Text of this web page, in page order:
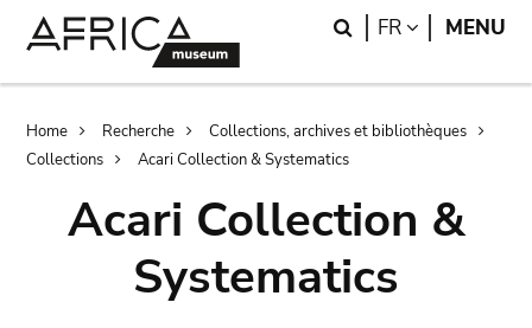
Search
FR LANGUAGE
MENU
Breadcrumb
Home Recherche
Collections, archives et bibliothèques
Collections
Acari Collection & Systematics
Acari Collection &
Systematics